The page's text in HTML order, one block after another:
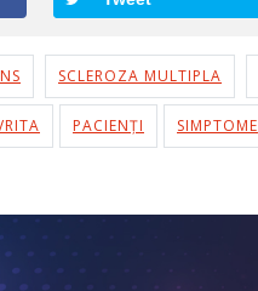
SCLEROZA MULTIPLA
PACIENȚI SIMPTOME